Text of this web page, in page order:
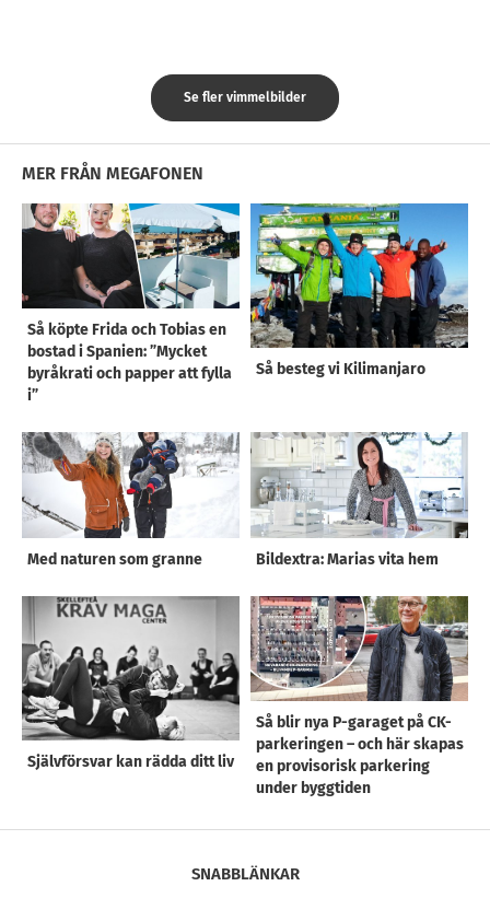
Se fler vimmelbilder
MER FRÅN MEGAFONEN
Så köpte Frida och Tobias en
bostad i Spanien: ”Mycket
byråkrati och papper att fylla
i”
Så besteg vi Kilimanjaro
Med naturen som granne Bildextra: Marias vita hem
Självförsvar kan rädda ditt liv
Så blir nya P-garaget på CK-
parkeringen – och här skapas
en provisorisk parkering
under byggtiden
SNABBLÄNKAR